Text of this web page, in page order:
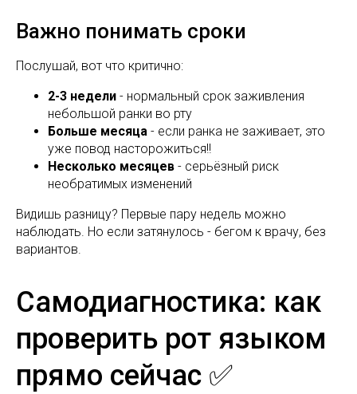
Важно понимать сроки
Послушай, вот что критично:
2-3 недели - нормальный срок заживления
небольшой ранки во рту
Больше месяца - если ранка не заживает, это
уже повод насторожиться!!
Несколько месяцев - серьёзный риск
необратимых изменений
Видишь разницу? Первые пару недель можно
наблюдать. Но если затянулось - бегом к врачу, без
вариантов.
Самодиагностика: как
проверить рот языком
прямо сейчас ✅